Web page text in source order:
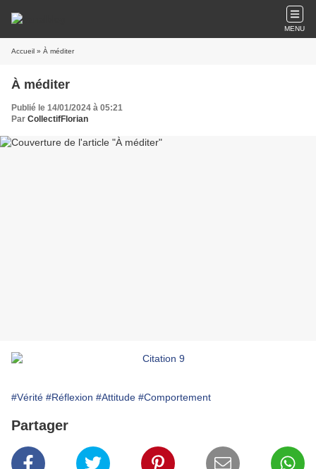
MENU
Accueil » À méditer
À méditer
Publié le 14/01/2024 à 05:21
Par CollectifFlorian
#Vérité #Réflexion #Attitude #Comportement
Partager